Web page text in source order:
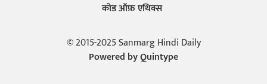
कोड ऑफ़ एथिक्स
© 2015-2025 Sanmarg Hindi Daily
Powered byQuintype